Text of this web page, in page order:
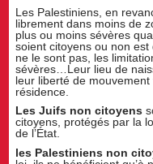
Les Palestiniens, en
librement dans moins de
plus ou moins sévères
soient citoyens ou non est
ne le sont pas, les
sévères…Leur lieu de
leur liberté de
résidence.
Les Juifs non citoyens
citoyens, protégés par la
de l’État.
les Palestiniens non